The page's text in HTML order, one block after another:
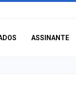
ASSINANTE